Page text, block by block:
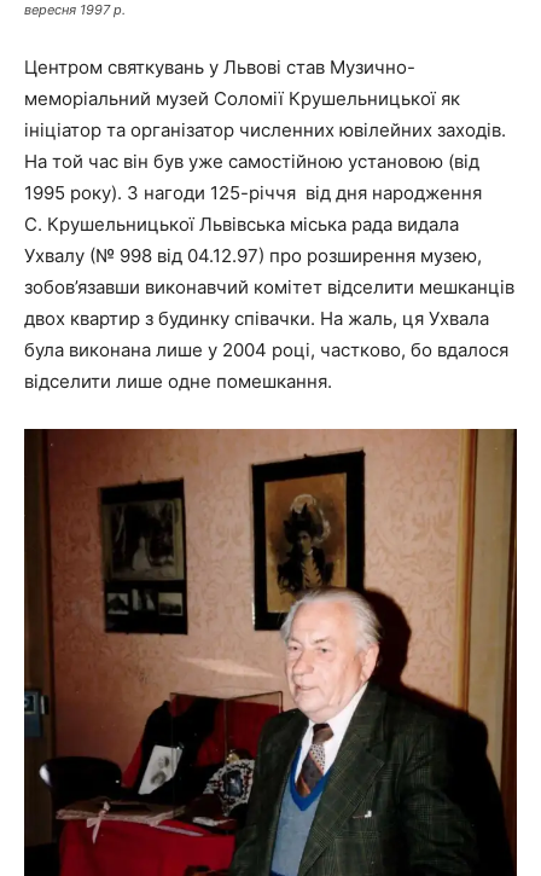
вересня 1997 р.
Центром святкувань у Львові став Музично-
меморіальний музей Соломії Крушельницької як
ініціатор та організатор численних ювілейних заходів.
На той час він був уже самостійною установою (від
1995 року). З нагоди 125-річчя від дня народження
С. Крушельницької Львівська міська рада видала
Ухвалу (№ 998 від 04.12.97) про розширення музею,
зобов’язавши виконавчий комітет відселити мешканців
двох квартир з будинку співачки. На жаль, ця Ухвала
була виконана лише у 2004 році, частково, бо вдалося
відселити лише одне помешкання.